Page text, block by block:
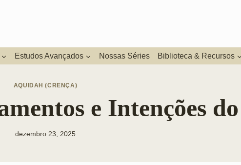
Estudos Avançados Nossas Séries Biblioteca & Recursos
AQUIDAH (CRENÇA)
e Intenções
dezembro 23, 2025